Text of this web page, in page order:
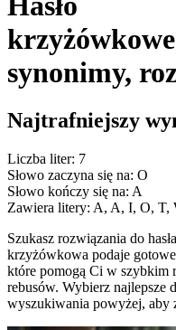
synonimy,
Najtrafniejszy
Liczba liter: 7
Słowo zaczyna się na: O
Słowo kończy się na: A
Zawiera litery: A, A, I, O, T,
Szukasz rozwiązania do
krzyżówkowa podaje
które pomogą Ci w szybkim
rebusów. Wybierz najlepsze
wyszukiwania powyżej, aby